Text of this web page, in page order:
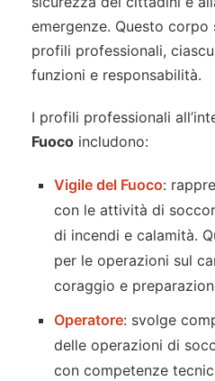
emergenze. Questo
profili professionali,
funzioni e responsabilità.
I profili professionali
Fuoco includono:
Vigile del Fuoco:
con le attività di
di incendi e calamità.
per le operazioni sul
coraggio e
Operatore: svolge
delle operazioni di
con competenze